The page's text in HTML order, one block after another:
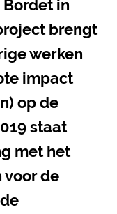
in
brengt
werken
impact
op de
staat
met het
voor de